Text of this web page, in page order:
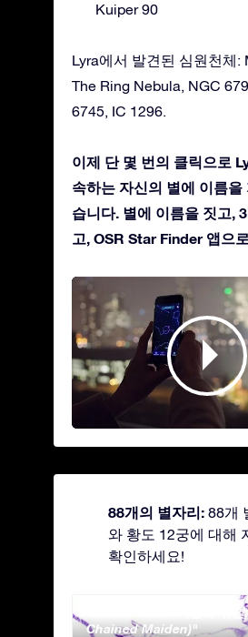
Kuiper 90
Lyra에서 발견된 심원천체:
The Ring Nebula, NGC
6745, IC 1296.
이제 단 몇 번의 클릭으로
속하는 자신의 별에 이름을
습니다. 별에 이름을 짓고,
고, OSR Star Finder 앱으
88개의 별자리: 88개
와 황도 12궁에 대해
확인하세요!
Andromeda - 사슬에 묶인
Chained Maiden)